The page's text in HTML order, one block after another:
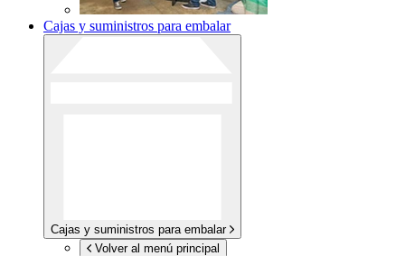
Cajas y suministros para embalar
Cajas y suministros para embalar
Volver al menú principal